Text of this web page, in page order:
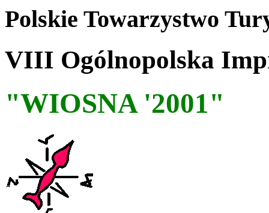
Polskie Towarzystwo
VIII Ogólnopolska
"WIOSNA '2001"